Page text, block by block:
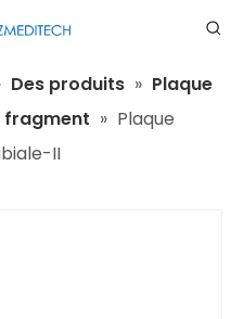
Des produits » Plaque
fragment » Plaque
II